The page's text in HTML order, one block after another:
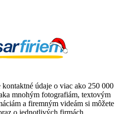
údaje o viac ako 250 000
mnohým fotografiám, textovým
a firemným videám si môžete